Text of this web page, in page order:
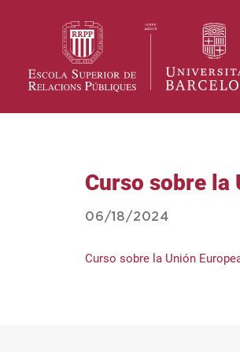
Curso sobre la
06/18/2024
Curso sobre la Unión